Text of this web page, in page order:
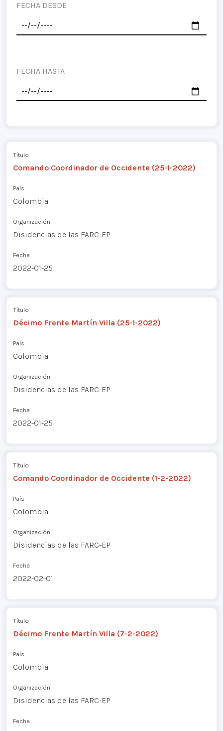
FECHA DESDE
FECHA HASTA
Título
Comando Coordinador de Occidente (25-1-2022)
País
Colombia
Organización
Disidencias de las FARC-EP
Fecha
2022-01-25
Título
Décimo Frente Martín Villa (25-1-2022)
País
Colombia
Organización
Disidencias de las FARC-EP
Fecha
2022-01-25
Título
Comando Coordinador de Occidente (1-2-2022)
País
Colombia
Organización
Disidencias de las FARC-EP
Fecha
2022-02-01
Título
Décimo Frente Martín Villa (7-2-2022)
País
Colombia
Organización
Disidencias de las FARC-EP
Fecha